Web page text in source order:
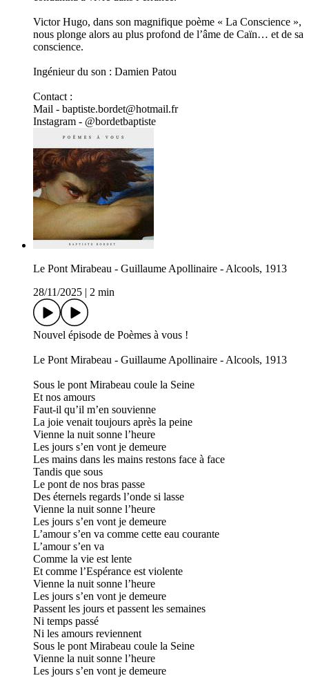
Victor Hugo, dans son magnifique poème « La Conscience »,
nous plonge alors au plus profond de l’âme de Caïn… et de sa
conscience.
Ingénieur du son : Damien Patou
Contact :
Mail - baptiste.bordet@hotmail.fr
Instagram - @bordetbaptiste
Le Pont Mirabeau - Guillaume Apollinaire - Alcools, 1913
28/11/2025
2 min
Nouvel épisode de Poèmes à vous !
Le Pont Mirabeau - Guillaume Apollinaire - Alcools, 1913
Sous le pont Mirabeau coule la Seine
Et nos amours
Faut-il qu’il m’en souvienne
La joie venait toujours après la peine
Vienne la nuit sonne l’heure
Les jours s’en vont je demeure
Les mains dans les mains restons face à face
Tandis que sous
Le pont de nos bras passe
Des éternels regards l’onde si lasse
Vienne la nuit sonne l’heure
Les jours s’en vont je demeure
L’amour s’en va comme cette eau courante
L’amour s’en va
Comme la vie est lente
Et comme l’Espérance est violente
Vienne la nuit sonne l’heure
Les jours s’en vont je demeure
Passent les jours et passent les semaines
Ni temps passé
Ni les amours reviennent
Sous le pont Mirabeau coule la Seine
Vienne la nuit sonne l’heure
Les jours s’en vont je demeure